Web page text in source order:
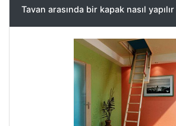
Tavan arasında bir kapak nasıl yapılır